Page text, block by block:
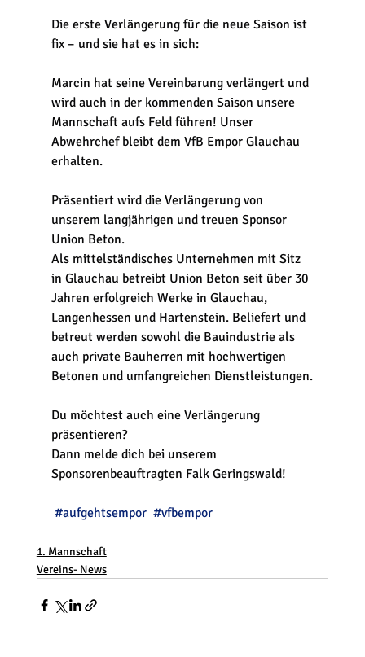
Die erste Verlängerung für die neue Saison ist
fix – und sie hat es in sich:
Marcin hat seine Vereinbarung verlängert und
wird auch in der kommenden Saison unsere
Mannschaft aufs Feld führen! Unser
Abwehrchef bleibt dem VfB Empor Glauchau
erhalten.
Präsentiert wird die Verlängerung von
unserem langjährigen und treuen Sponsor
Union Beton.
Als mittelständisches Unternehmen mit Sitz
in Glauchau betreibt Union Beton seit über 30
Jahren erfolgreich Werke in Glauchau,
Langenhessen und Hartenstein. Beliefert und
betreut werden sowohl die Bauindustrie als
auch private Bauherren mit hochwertigen
Betonen und umfangreichen Dienstleistungen.
Du möchtest auch eine Verlängerung
präsentieren?
Dann melde dich bei unserem
Sponsorenbeauftragten Falk Geringswald!
#aufgehtsempor #vfbempor
1. Mannschaft
Vereins- News